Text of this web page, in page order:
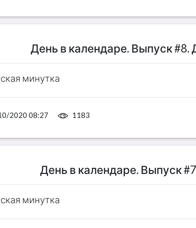
День в календаре. Выпуск
минутка
2020 08:27 1183
День в календаре. Выпуск
минутка